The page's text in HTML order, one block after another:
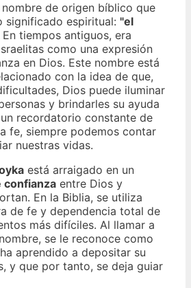
nombre de origen bíblico que
significado espiritual: "el
En tiempos antiguos, era
como una expresión
en Dios. Este nombre está
con la idea de que,
Dios puede iluminar
y brindarles su ayuda
recordatorio constante de
fe, siempre podemos contar
nuestras vidas.
está arraigado en un
confianza entre Dios y
En la Biblia, se utiliza
de fe y dependencia total de
más difíciles. Al llamar a
se le reconoce como
aprendido a depositar su
y que por tanto, se deja guiar